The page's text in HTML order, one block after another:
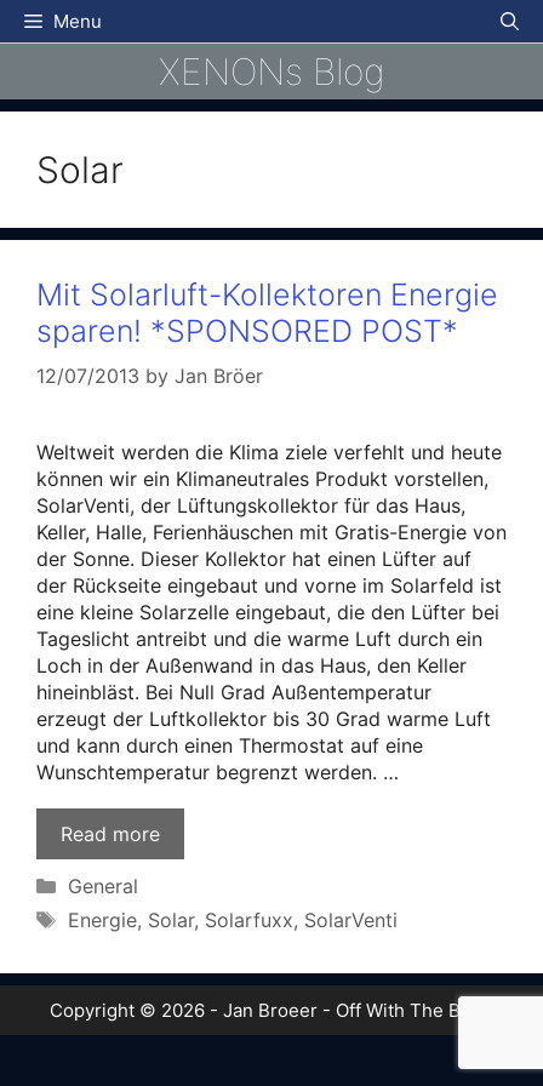
Skip
to
Menu
XENONs Blog
Solar
Mit Solarluft-Kollektoren Energie
sparen! *SPONSORED POST*
12/07/2013 by Jan Bröer
Weltweit werden die Klima ziele verfehlt und heute
können wir ein Klimaneutrales Produkt vorstellen,
SolarVenti, der Lüftungskollektor für das Haus,
Keller, Halle, Ferienhäuschen mit Gratis-Energie von
der Sonne. Dieser Kollektor hat einen Lüfter auf
der Rückseite eingebaut und vorne im Solarfeld ist
eine kleine Solarzelle eingebaut, die den Lüfter bei
Tageslicht antreibt und die warme Luft durch ein
Loch in der Außenwand in das Haus, den Keller
hineinbläst. Bei Null Grad Außentemperatur
erzeugt der Luftkollektor bis 30 Grad warme Luft
und kann durch einen Thermostat auf eine
Wunschtemperatur begrenzt werden. …
Read more
Categories
General
Tags
Energie, Solar, Solarfuxx, SolarVenti
Copyright © 2026 - Jan Broeer - Off With The Boot!